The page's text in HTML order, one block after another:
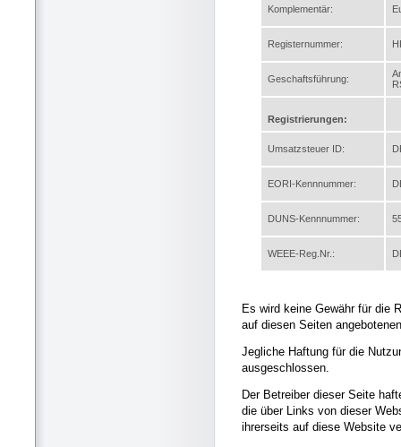
Komplementär:
Registernummer:
Geschaftsführung:
Registrierungen:
Umsatzsteuer ID:
EORI-Kennnummer:
DUNS-Kennnummer:
WEEE-Reg.Nr.:
Es wird keine Gewähr für die
auf diesen Seiten
Jegliche Haftung für die
ausgeschlossen.
Der Betreiber dieser Seite
die über Links von dieser
ihrerseits auf diese Website